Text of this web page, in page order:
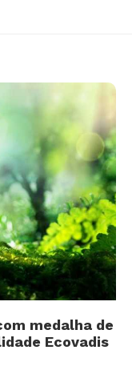
medalha de
Ecovadis